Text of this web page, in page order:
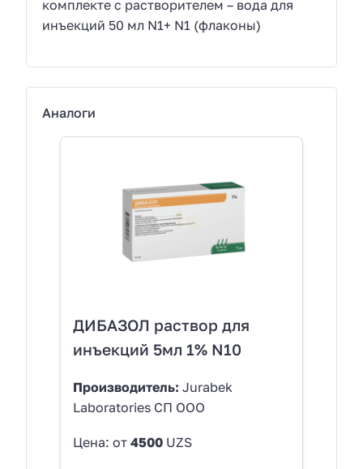
комплекте с растворителем – вода для
инъекций 50 мл N1+ N1 (флаконы)
Аналоги
ДИБАЗОЛ раствор для
инъекций 5мл 1% N10
Производитель: Jurabek
Laboratories СП ООО
Цена: от 4500 UZS